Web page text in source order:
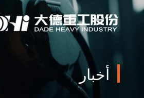
أخبار